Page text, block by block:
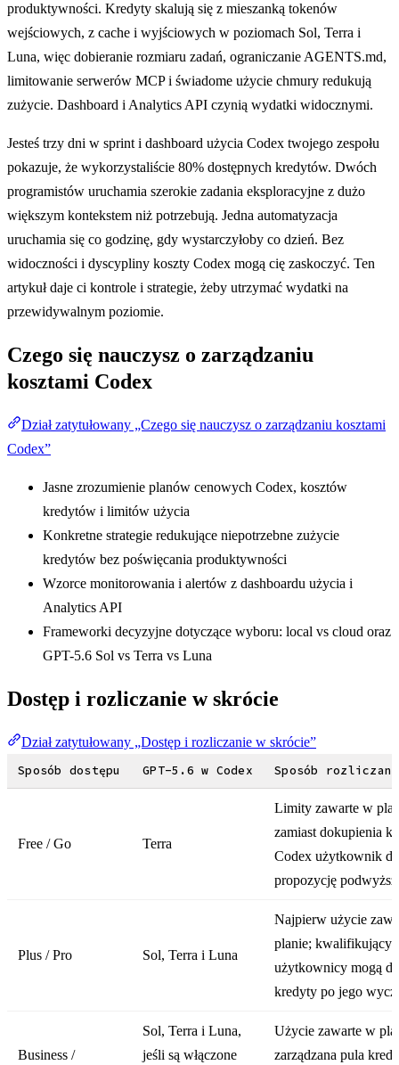
produktywności. Kredyty skalują się z mieszanką tokenów
wejściowych, z cache i wyjściowych w poziomach Sol, Terra i
Luna, więc dobieranie rozmiaru zadań, ograniczanie AGENTS.md,
limitowanie serwerów MCP i świadome użycie chmury redukują
zużycie. Dashboard i Analytics API czynią wydatki widocznymi.
Jesteś trzy dni w sprint i dashboard użycia Codex twojego zespołu
pokazuje, że wykorzystaliście 80% dostępnych kredytów. Dwóch
programistów uruchamia szerokie zadania eksploracyjne z dużo
większym kontekstem niż potrzebują. Jedna automatyzacja
uruchamia się co godzinę, gdy wystarczyłoby co dzień. Bez
widoczności i dyscypliny koszty Codex mogą cię zaskoczyć. Ten
artykuł daje ci kontrole i strategie, żeby utrzymać wydatki na
przewidywalnym poziomie.
Czego się nauczysz o zarządzaniu
kosztami Codex
Dział zatytułowany „Czego się nauczysz o zarządzaniu kosztami
Codex”
Jasne zrozumienie planów cenowych Codex, kosztów
kredytów i limitów użycia
Konkretne strategie redukujące niepotrzebne zużycie
kredytów bez poświęcania produktywności
Wzorce monitorowania i alertów z dashboardu użycia i
Analytics API
Frameworki decyzyjne dotyczące wyboru: local vs cloud oraz
GPT-5.6 Sol vs Terra vs Luna
Dostęp i rozliczanie w skrócie
Dział zatytułowany „Dostęp i rozliczanie w skrócie”
Sposób dostępu
GPT-5.6 w Codex Sposób
Free / Go Terra
Limity zawarte w
zamiast dokupienia
Codex użytkownik
propozycję
Plus / Pro Sol, Terra i Luna
Najpierw użycie
planie; kwalifikujący
użytkownicy mogą
kredyty po jego
Business /
Sol, Terra i Luna,
jeśli są włączone
Użycie zawarte w
zarządzana pula